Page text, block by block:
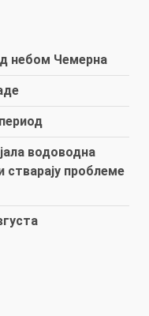
небом Чемерна
водоводна
проблеме